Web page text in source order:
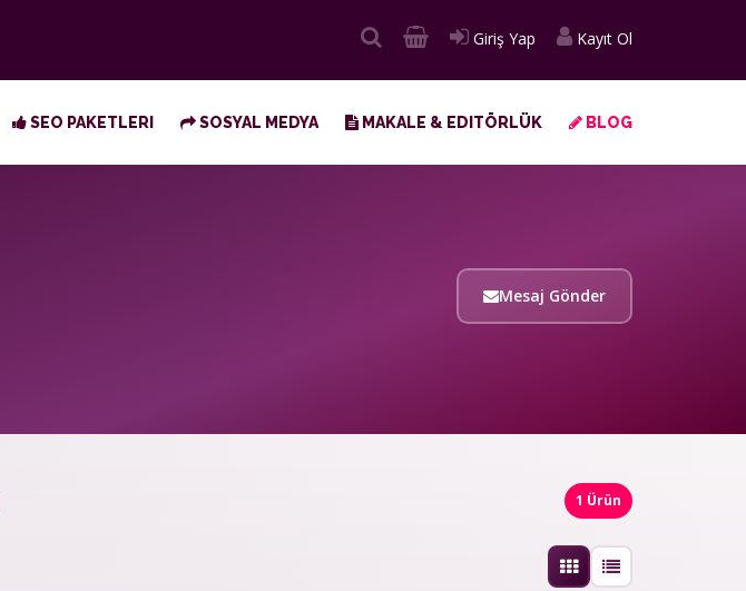
Giriş Yap Kayıt Ol
SEO PAKETLERI SOSYAL MEDYA MAKALE & EDITÖRLÜK BLOG
Mesaj Gönder
1 Ürün